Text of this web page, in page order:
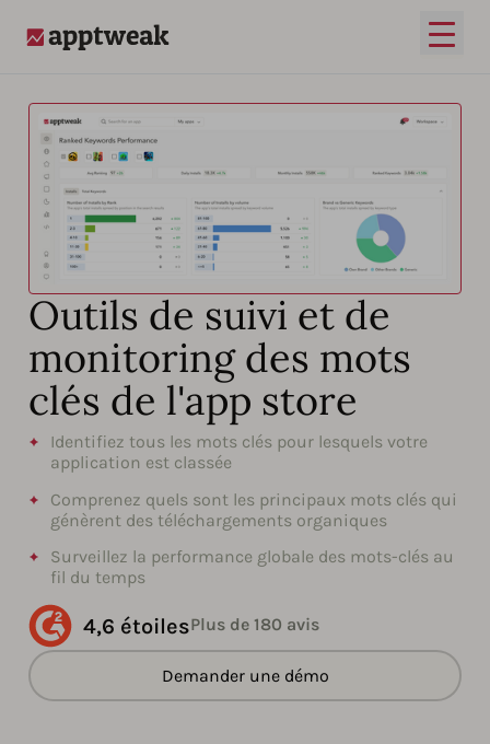
Outils de suivi et de
monitoring des mots
clés de l'app store
Identifiez tous les mots clés pour lesquels votre
application est classée
Comprenez quels sont les principaux mots clés qui
génèrent des téléchargements organiques
Surveillez la performance globale des mots-clés au
fil du temps
4,6 étoilesPlus de 180 avis
Demander une démo